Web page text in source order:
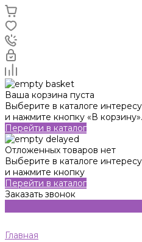
Ваша корзина пуста
Выберите в каталоге
и нажмите кнопку «В корзину».
Перейти в каталог
Отложенных товаров нет
Выберите в каталоге
и нажмите кнопку
Перейти в каталог
Заказать звонок
Главная